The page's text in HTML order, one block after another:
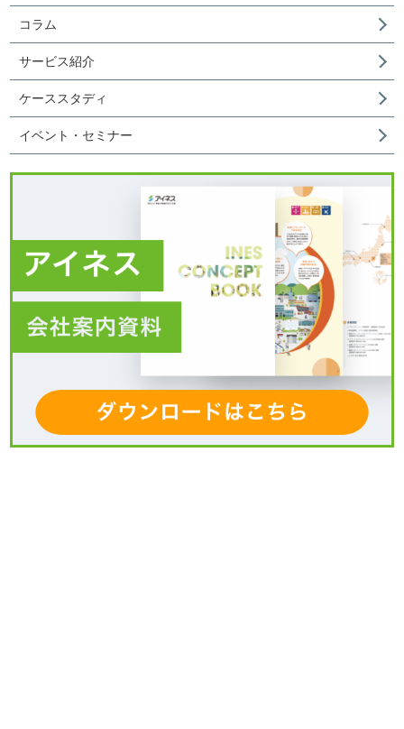
コラム
サービス紹介
ケーススタディ
イベント・セミナー